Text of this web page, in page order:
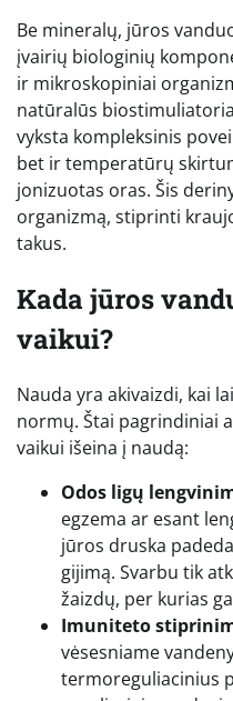
Be mineralų, jūros
įvairių biologinių
ir mikroskopiniai
natūralūs
vyksta kompleksinis
bet ir temperatūrų
jonizuotas oras. Šis
organizmą, stiprinti
takus.
Kada jūros
vaikui?
Nauda yra akivaizdi, kai
normų. Štai pagrindiniai
vaikui išeina į naudą:
Odos ligų
egzema ar esant
jūros druska
gijimą. Svarbu tik
žaizdų, per kurias
Imuniteto
vėsesniame
termoreguliacinius